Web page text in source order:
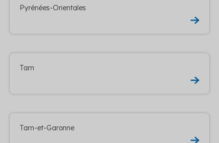
Pyrénées-Orientales
Tarn
Tarn-et-Garonne